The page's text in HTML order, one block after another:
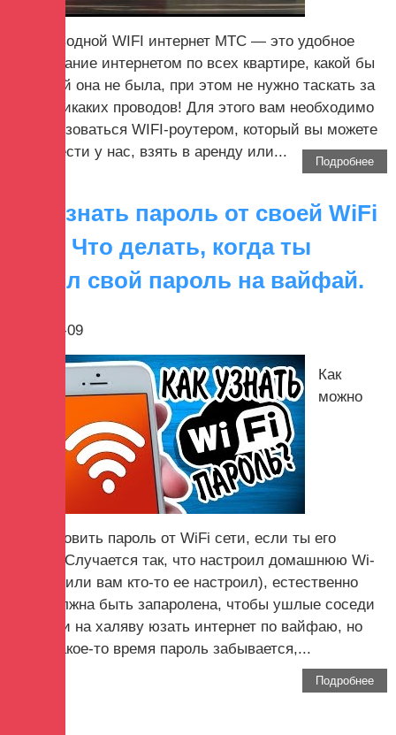
Беспроводной WIFI интернет МТС — это удобное
пользование интернетом по всех квартире, какой бы
большой она не была, при этом не нужно таскать за
собой никаких проводов! Для этого вам необходимо
воспользоваться WIFI-роутером, который вы можете
приобрести у нас, взять в аренду или...
Подробнее
Как узнать пароль от своей WiFi
сети. Что делать, когда ты
забыл свой пароль на вайфай.
2017-08-09
Как
можно
восстановить пароль от WiFi сети, если ты его
забыл? Случается так, что настроил домашнюю Wi-
Fi сеть (или вам кто-то ее настроил), естественно
сеть должна быть запаролена, чтобы ушлые соседи
не могли на халяву юзать интернет по вайфаю, но
через какое-то время пароль забывается,...
Подробнее